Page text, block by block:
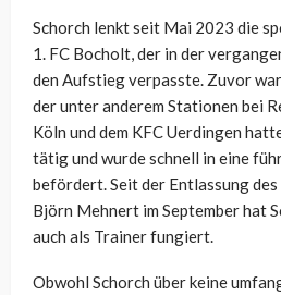
Schorch lenkt seit Mai 2023 die
1. FC Bocholt, der in der
den Aufstieg verpasste. Zuvor
der unter anderem Stationen bei
Köln und dem KFC Uerdingen
tätig und wurde schnell in eine
befördert. Seit der Entlassung
Björn Mehnert im September hat
auch als Trainer fungiert.
Obwohl Schorch über keine